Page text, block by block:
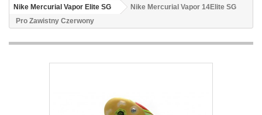
Nike Mercurial Vapor Elite SG
Nike Mercurial Vapor 14Elite SG
Pro Zawistny Czerwony